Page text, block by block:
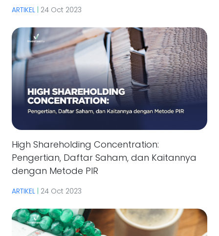
ARTIKEL | 24 Oct 2023
High Shareholding Concentration:
Pengertian, Daftar Saham, dan Kaitannya
dengan Metode PIR
ARTIKEL 24 Oct 2023